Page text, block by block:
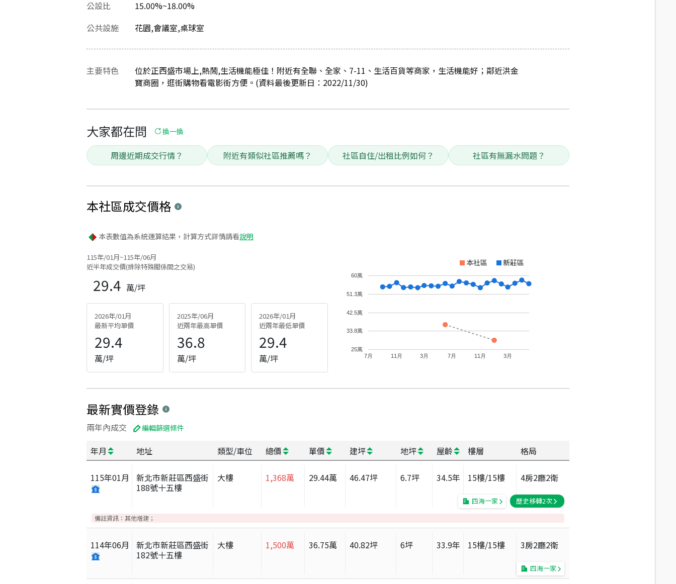
公設比
15.00%~18.00%
公共設施 花園,會議室,桌球室
主要特色
位於正西盛市場上,熱鬧,生活機能極佳！附近有全聯、全家、7-11、生活百貨等商家，生活機能好；鄰近洪金
寶商圈，逛街購物看電影街方便。(資料最後更新日：2022/11/30)
大家都在問 換一換
周邊近期成交行情？ 附近有類似社區推薦嗎？ 社區自住/出租比例如何？ 社區有無漏水問題？
本社區成交價格
本表數值為系統運算結果，計算方式詳情請看說明
115年/01月~115年/06月
近半年成交價(排除特殊關係間之交易)
29.4 萬/坪
2026年/01月
最新平均單價
29.4
萬/坪
2025年/06月
近兩年最高單價
36.8
萬/坪
2026年/01月
近兩年最低單價
29.4
萬/坪
本社區 新莊區
7月 11月 3月 7月 11月 3月
25萬
33.8萬
42.5萬
51.3萬
60萬
最新實價登錄
兩年內成交 編輯篩選條件
年月 地址 類型/車位 總價 單價 建坪 地坪 屋齡 樓層 格局
115年01月
新北市新莊區西盛街
188號十五樓
大樓 1,368萬 29.44萬 46.47坪 6.7坪 34.5年 15樓/15樓 4房2廳2衛
四海一家 歷史移轉2次
備註資訊： 其他增建；
114年06月
新北市新莊區西盛街
182號十五樓
大樓 1,500萬 36.75萬 40.82坪 6坪 33.9年 15樓/15樓 3房2廳2衛
四海一家